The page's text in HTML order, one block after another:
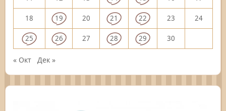
18 19 20 21 22 23 24
25 26 27 28 29 30
« Окт Дек »